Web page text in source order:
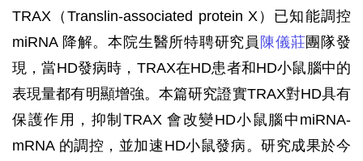
TRAX（Translin-associated protein X）已知能調控
miRNA 降解。本院生醫所特聘研究員 陳儀莊團隊發
現，當HD發病時，TRAX在HD患者和HD小鼠腦中的
表現量都有明顯增強。本篇研究證實TRAX對HD具有
保護作用，抑制TRAX 會改變HD小鼠腦中miRNA-
mRNA 的調控，並加速HD小鼠發病。研究成果於今